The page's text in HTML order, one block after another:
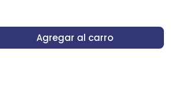
Agregar al carro